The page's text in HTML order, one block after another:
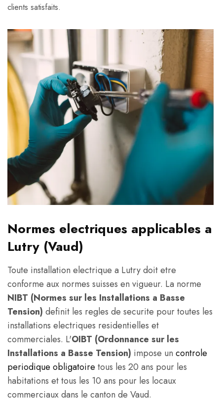
clients satisfaits.
Normes electriques applicables a
Lutry (Vaud)
Toute installation electrique a Lutry doit etre
conforme aux normes suisses en vigueur. La norme
NIBT (Normes sur les Installations a Basse
Tension) definit les regles de securite pour toutes les
installations electriques residentielles et
commerciales. L'OIBT (Ordonnance sur les
Installations a Basse Tension) impose un controle
periodique obligatoire tous les 20 ans pour les
habitations et tous les 10 ans pour les locaux
commerciaux dans le canton de Vaud.